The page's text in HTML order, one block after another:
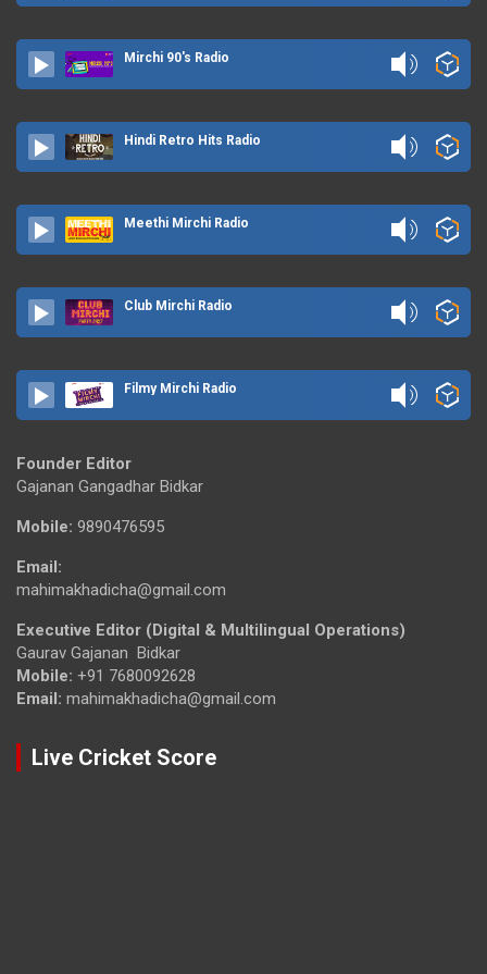
Mirchi 90's Radio
Hindi Retro Hits Radio
Meethi Mirchi Radio
Club Mirchi Radio
Filmy Mirchi Radio
Founder Editor
Gajanan Gangadhar Bidkar
Mobile: 9890476595
Email:
mahimakhadicha@gmail.com
Executive Editor (Digital & Multilingual Operations)
Gaurav Gajanan Bidkar
Mobile: +91 7680092628
Email: mahimakhadicha@gmail.com
Live Cricket Score